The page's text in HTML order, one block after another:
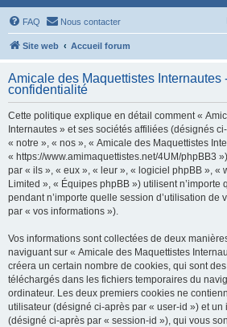
FAQ Nous contacter
Site web Accueil forum
Amicale des Maquettistes Internautes
confidentialité
Cette politique explique en détail comment «
Internautes » et ses sociétés affiliées (désignés
« notre », « nos », « Amicale des Maquettistes
« https://www.amimaquettistes.net/4UM/phpBB3
par « ils », « eux », « leur », « logiciel phpBB », «
Limited », « Équipes phpBB ») utilisent n’importe
pendant n’importe quelle session d’utilisation de
par « vos informations »).
Vos informations sont collectées de deux
naviguant sur « Amicale des Maquettistes
créera un certain nombre de cookies, qui sont
téléchargés dans les fichiers temporaires du
ordinateur. Les deux premiers cookies ne
utilisateur (désigné ci-après par « user-id ») et un
(désigné ci-après par « session-id »), qui vous